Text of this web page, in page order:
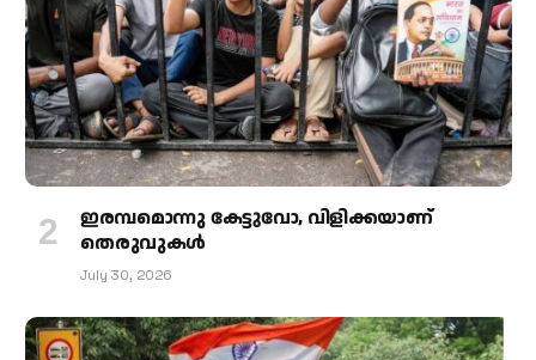
ഇരമ്പമൊന്നു കേട്ടുവോ, വിളിക്കയാണ്
തെരുവുകള്‍
July 30, 2026